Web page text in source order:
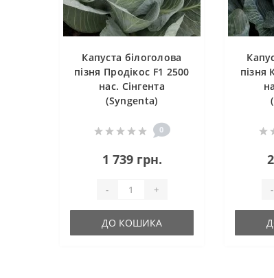
Капуста білоголова
пізня Продікос F1 2500
нас. Сінгента
(Syngenta)
0
1 739 грн.
- +
ДО КОШИКА
пізня
-